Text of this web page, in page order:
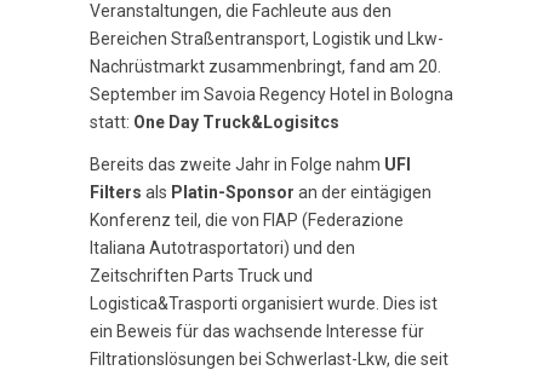
Veranstaltungen, die Fachleute aus den
Bereichen Straßentransport, Logistik und Lkw-
Nachrüstmarkt zusammenbringt, fand am 20.
September im Savoia Regency Hotel in Bologna
statt: One Day Truck&Logisitcs
Bereits das zweite Jahr in Folge nahm UFI
Filters als Platin-Sponsor an der eintägigen
Konferenz teil, die von FIAP (Federazione
Italiana Autotrasportatori) und den
Zeitschriften Parts Truck und
Logistica&Trasporti organisiert wurde. Dies ist
ein Beweis für das wachsende Interesse für
Filtrationslösungen bei Schwerlast-Lkw, die seit